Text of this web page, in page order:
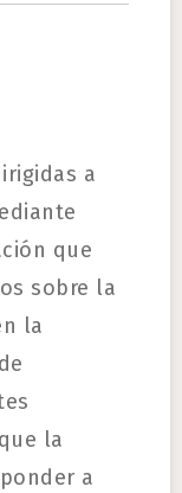
a
que
sobre la
la
la
a